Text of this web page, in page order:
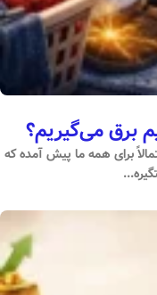
برق می‌گیریم؟
برای همه ما پیش آمده که